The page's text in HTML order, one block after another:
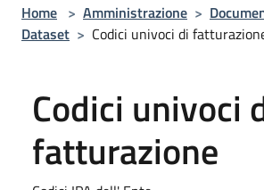
Home > Amministrazione >
Dataset > Codici univoci di
Codici univoci
fatturazione